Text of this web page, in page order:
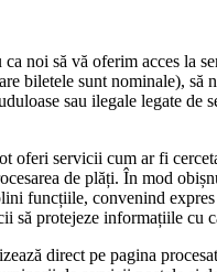
noi să vă oferim acces la
biletele sunt nominale), să
sau ilegale legate de
servicii cum ar fi
de plăți. În mod
funcțiile, convenind
să protejeze informațiile cu
direct pe pagina